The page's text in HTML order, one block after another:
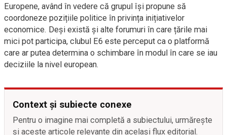
Europene, având în vedere că grupul își propune să
coordoneze pozițiile politice în privința inițiativelor
economice. Deși există și alte forumuri în care țările mai
mici pot participa, clubul E6 este perceput ca o platformă
care ar putea determina o schimbare în modul în care se iau
deciziile la nivel european.
Context și subiecte conexe
Pentru o imagine mai completă a subiectului, urmărește
și aceste articole relevante din același flux editorial.